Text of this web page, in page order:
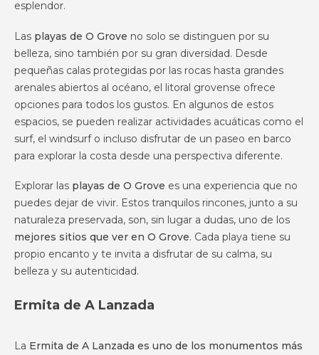
esplendor.
Las playas de O Grove no solo se distinguen por su
belleza, sino también por su gran diversidad. Desde
pequeñas calas protegidas por las rocas hasta grandes
arenales abiertos al océano, el litoral grovense ofrece
opciones para todos los gustos. En algunos de estos
espacios, se pueden realizar actividades acuáticas como el
surf, el windsurf o incluso disfrutar de un paseo en barco
para explorar la costa desde una perspectiva diferente.
Explorar las playas de O Grove es una experiencia que no
puedes dejar de vivir. Estos tranquilos rincones, junto a su
naturaleza preservada, son, sin lugar a dudas, uno de los
mejores sitios que ver en O Grove. Cada playa tiene su
propio encanto y te invita a disfrutar de su calma, su
belleza y su autenticidad.
Ermita de A Lanzada
La Ermita de A Lanzada es uno de los monumentos más